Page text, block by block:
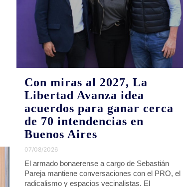
Con miras al 2027, La
Libertad Avanza idea
acuerdos para ganar cerca
de 70 intendencias en
Buenos Aires
07/08/2026
El armado bonaerense a cargo de Sebastián
Pareja mantiene conversaciones con el PRO, el
radicalismo y espacios vecinalistas. El